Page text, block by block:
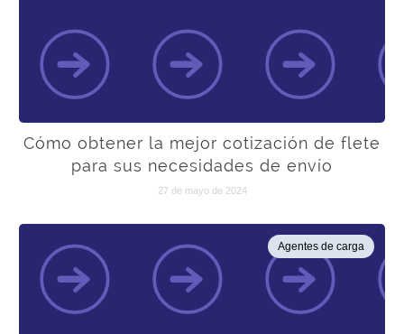
Cómo obtener la mejor cotización de flete
para sus necesidades de envío
27 de mayo de 2024
Agentes de carga